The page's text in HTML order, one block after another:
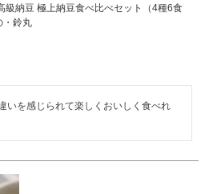
級納豆 極上納豆食べ比べセット（4種6食
・鈴丸
いを感じられて楽しくおいしく食べれ